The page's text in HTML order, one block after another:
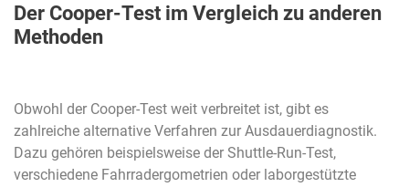
Der Cooper-Test im Vergleich zu anderen
Methoden
Obwohl der Cooper-Test weit verbreitet ist, gibt es
zahlreiche alternative Verfahren zur Ausdauerdiagnostik.
Dazu gehören beispielsweise der Shuttle-Run-Test,
verschiedene Fahrradergometrien oder laborgestützte